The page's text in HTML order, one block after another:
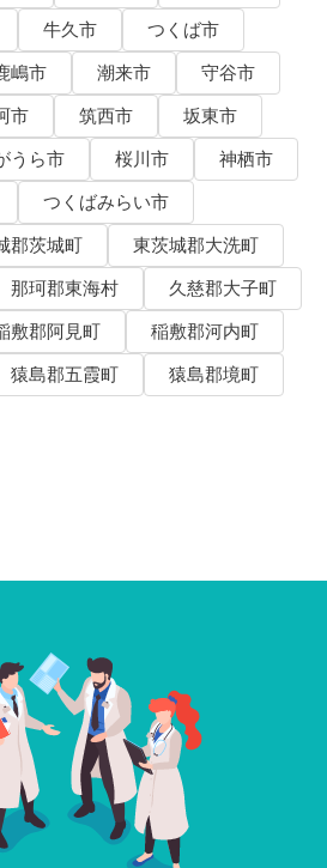
牛久市
つくば市
嶋市 潮来市
守谷市
市 筑西市
坂東市
うら市 桜川市
神栖市
つくばみらい市
郡茨城町
東茨城郡大洗町
那珂郡東海村
久慈郡大子町
敷郡阿見町
稲敷郡河内町
猿島郡五霞町
猿島郡境町